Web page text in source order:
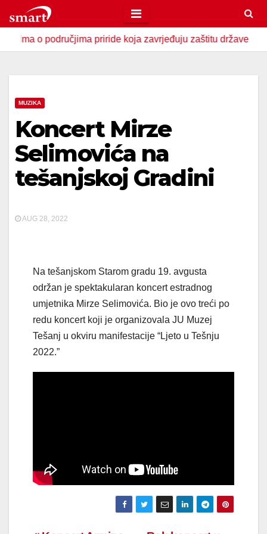
to
content
područjima priride koja zavrjeđuju zaštitu države U
MUZIKA
Koncert Mirze
Selimovića na
tešanjskoj Gradini
AUG 28, 2022
Na tešanjskom Starom gradu 19. avgusta
održan je spektakularan koncert estradnog
umjetnika Mirze Selimovića. Bio je ovo treći po
redu koncert koji je organizovala JU Muzej
Tešanj u okviru manifestacije “Ljeto u Tešnju
2022.”